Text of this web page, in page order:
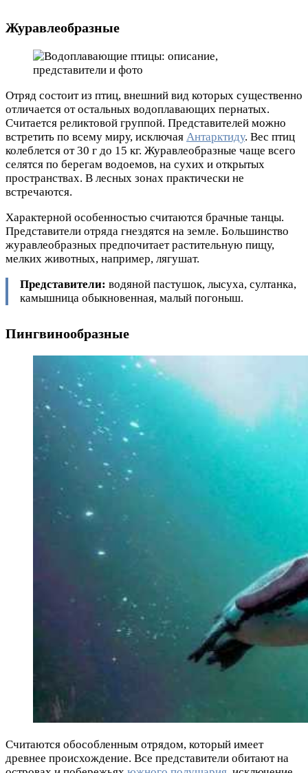
Журавлеобразные
Отряд состоит из птиц, внешний вид которых существенно
отличается от остальных водоплавающих пернатых.
Считается реликтовой группой. Представителей можно
встретить по всему миру, исключая Антарктиду. Вес птиц
колеблется от 30 г до 15 кг. Журавлеобразные чаще всего
селятся по берегам водоемов, на сухих и открытых
пространствах. В лесных зонах практически не
встречаются.
Характерной особенностью считаются брачные танцы.
Представители отряда гнездятся на земле. Большинство
журавлеобразных предпочитает растительную пищу,
мелких животных, например, лягушат.
Представители: водяной пастушок, лысуха, султанка,
камышница обыкновенная, малый погоныш.
Пингвинообразные
Считаются обособленным отрядом, который имеет
древнее происхождение. Все представители обитают на